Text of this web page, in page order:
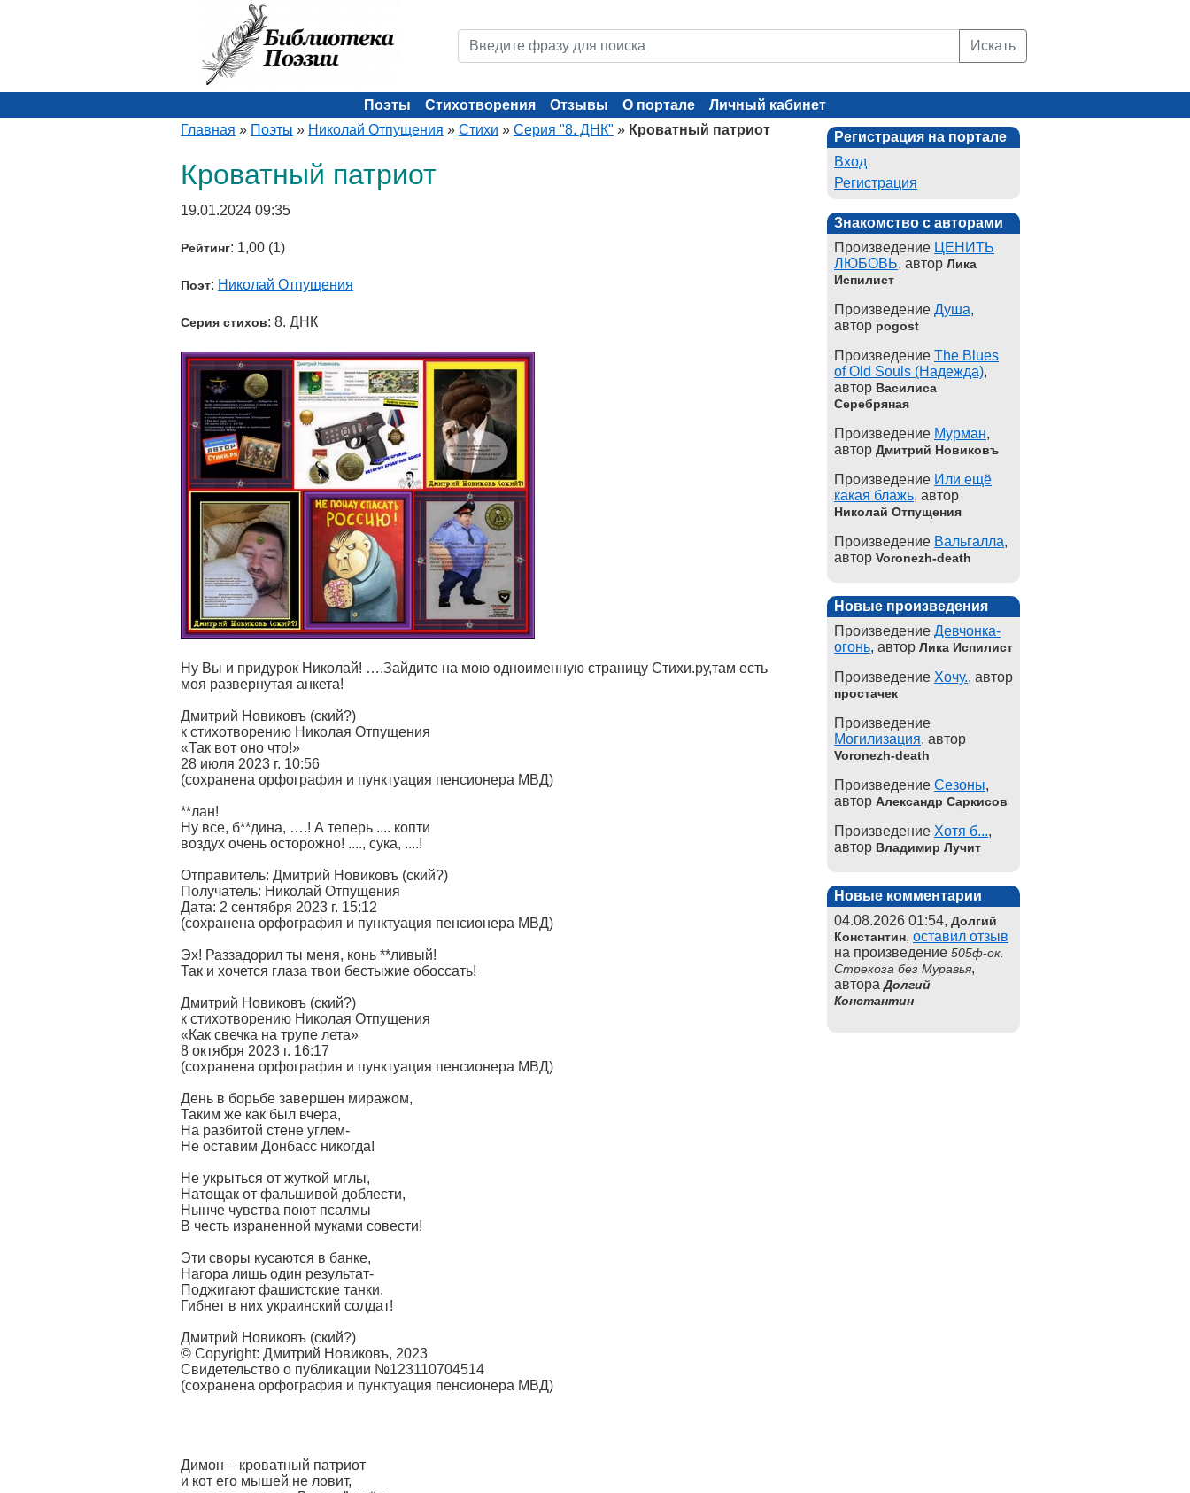
Искать
Поэты Стихотворения Отзывы О портале
Личный кабинет
Главная » Поэты » Николай Отпущения » Стихи » Серия "8. ДНК" » Кроватный патриот
Кроватный патриот
19.01.2024 09:35
Рейтинг: 1,00 (1)
Поэт: Николай Отпущения
Серия стихов: 8. ДНК
Ну Вы и придурок Николай! ….Зайдите на мою одноименную страницу Стихи.ру,там есть
моя развернутая анкета!
Дмитрий Новиковъ (ский?)
к стихотворению Николая Отпущения
«Так вот оно что!»
28 июля 2023 г. 10:56
(сохранена орфография и пунктуация пенсионера МВД)
**лан!
Ну все, б**дина, ….! А теперь .... копти
воздух очень осторожно! ...., сука, ....!
Отправитель: Дмитрий Новиковъ (ский?)
Получатель: Николай Отпущения
Дата: 2 сентября 2023 г. 15:12
(сохранена орфография и пунктуация пенсионера МВД)
Эх! Раззадорил ты меня, конь **ливый!
Так и хочется глаза твои бестыжие обоссать!
Дмитрий Новиковъ (ский?)
к стихотворению Николая Отпущения
«Как свечка на трупе лета»
8 октября 2023 г. 16:17
(сохранена орфография и пунктуация пенсионера МВД)
День в борьбе завершен миражом,
Таким же как был вчера,
На разбитой стене углем-
Не оставим Донбасс никогда!
Не укрыться от жуткой мглы,
Натощак от фальшивой доблести,
Нынче чувства поют псалмы
В честь израненной муками совести!
Эти своры кусаются в банке,
Нагора лишь один результат-
Поджигают фашистские танки,
Гибнет в них украинский солдат!
Дмитрий Новиковъ (ский?)
© Copyright: Дмитрий Новиковъ, 2023
Свидетельство о публикации №123110704514
(сохранена орфография и пунктуация пенсионера МВД)
Димон – кроватный патриот
и кот его мышей не ловит,
Регистрация на портале
Вход
Регистрация
Знакомство с авторами
Произведение ЦЕНИТЬ
ЛЮБОВЬ, автор Лика
Испилист
Произведение Душа,
автор pogost
Произведение The Blues
of Old Souls (Надежда),
автор Василиса
Серебряная
Произведение Мурман,
автор Дмитрий Новиковъ
Произведение Или ещё
какая блажь, автор
Николай Отпущения
Произведение Вальгалла,
автор Voronezh-death
Новые произведения
Произведение Девчонка-
огонь, автор Лика Испилист
Произведение Хочу., автор
простачек
Произведение
Могилизация, автор
Voronezh-death
Произведение Сезоны,
автор Александр Саркисов
Произведение Хотя б...,
автор Владимир Лучит
Новые комментарии
04.08.2026 01:54, Долгий
Константин, оставил отзыв
на произведение 505ф-ок.
Стрекоза без Муравья,
автораДолгий
Константин